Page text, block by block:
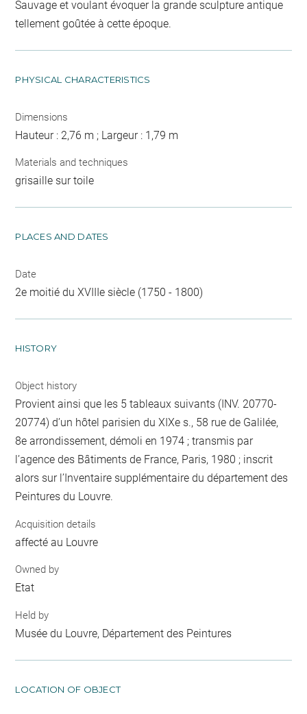
Sauvage et voulant évoquer la grande sculpture antique
tellement goûtée à cette époque.
PHYSICAL CHARACTERISTICS
Dimensions
Hauteur : 2,76 m ; Largeur : 1,79 m
Materials and techniques
grisaille sur toile
PLACES AND DATES
Date
2e moitié du XVIIIe siècle (1750 - 1800)
HISTORY
Object history
Provient ainsi que les 5 tableaux suivants (INV. 20770-
20774) d’un hôtel parisien du XIXe s., 58 rue de Galilée,
8e arrondissement, démoli en 1974 ; transmis par
l’agence des Bâtiments de France, Paris, 1980 ; inscrit
alors sur l’Inventaire supplémentaire du département des
Peintures du Louvre.
Acquisition details
affecté au Louvre
Owned by
Etat
Held by
Musée du Louvre, Département des Peintures
LOCATION OF OBJECT